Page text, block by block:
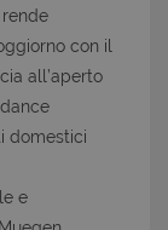
con il
all’aperto
domestici
e